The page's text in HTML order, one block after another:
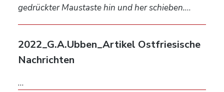
gedrückter Maustaste hin und her schieben.…
2022_G.A.Ubben_Artikel Ostfriesische
Nachrichten
…